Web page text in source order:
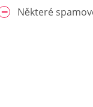
Některé